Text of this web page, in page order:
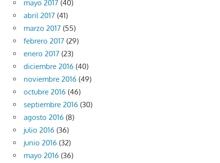
mayo 2017 (40)
abril 2017 (41)
marzo 2017 (55)
febrero 2017 (29)
enero 2017 (23)
diciembre 2016 (40)
noviembre 2016 (49)
octubre 2016 (46)
septiembre 2016 (30)
agosto 2016 (8)
julio 2016 (36)
junio 2016 (32)
mayo 2016 (36)